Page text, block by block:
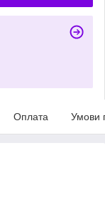
Оплата Умови